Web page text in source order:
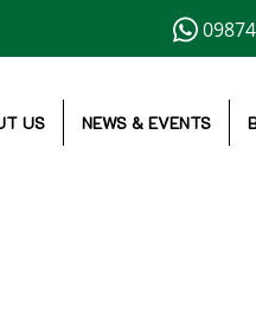
US NEWS & EVENTS